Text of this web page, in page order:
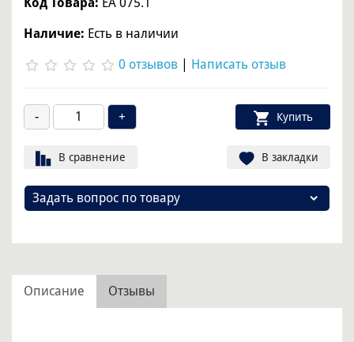
Наличие: Есть в наличии
0 отзывов Написать отзыв
Купить
В сравнение В закладки
Задать вопрос по товару
Описание Отзывы